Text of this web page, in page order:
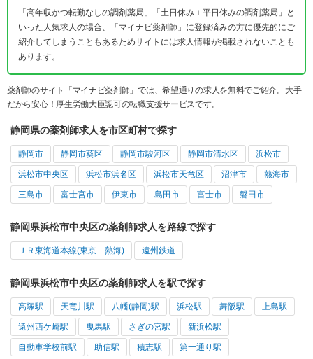
「高年収かつ転勤なしの調剤薬局」「土日休み＋平日休みの調剤薬局」と
いった人気求人の場合、「マイナビ薬剤師」に登録済みの方に優先的にご
紹介してしまうこともあるためサイトには求人情報が掲載されないことも
あります。
薬剤師のサイト「マイナビ薬剤師」では、希望通りの求人を無料でご紹介。大手
だから安心！厚生労働大臣認可の転職支援サービスです。
静岡県の薬剤師求人を市区町村で探す
静岡市 静岡市葵区 静岡市駿河区 静岡市清水区 浜松市
浜松市中央区 浜松市浜名区 浜松市天竜区 沼津市 熱海市
三島市 富士宮市 伊東市 島田市 富士市 磐田市
静岡県浜松市中央区の薬剤師求人を路線で探す
ＪＲ東海道本線(東京－熱海) 遠州鉄道
静岡県浜松市中央区の薬剤師求人を駅で探す
高塚駅 天竜川駅 八幡(静岡)駅 浜松駅 舞阪駅 上島駅
遠州西ケ崎駅 曳馬駅 さぎの宮駅 新浜松駅
自動車学校前駅 助信駅 積志駅 第一通り駅